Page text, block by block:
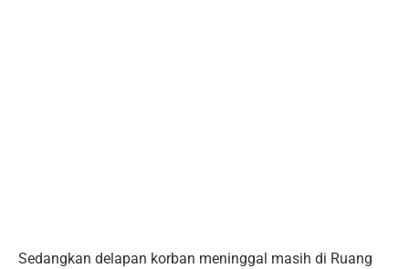
Sedangkan delapan korban meninggal masih di Ruang